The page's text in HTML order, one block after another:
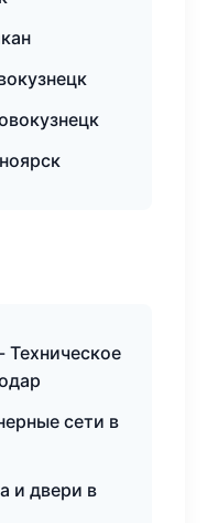
Техническое
сети в
и двери в